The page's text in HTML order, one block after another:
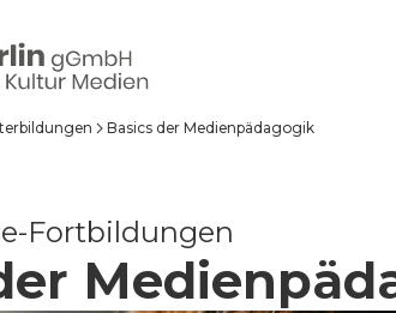
Basics der Medienpädagogik
Fortbildungen